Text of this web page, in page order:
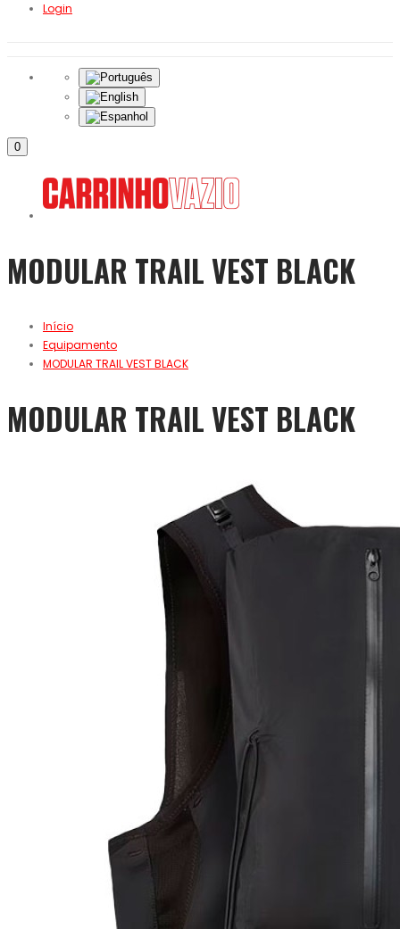
Login
0
MODULAR TRAIL VEST BLACK
Início
Equipamento
MODULAR TRAIL VEST BLACK
MODULAR TRAIL VEST BLACK